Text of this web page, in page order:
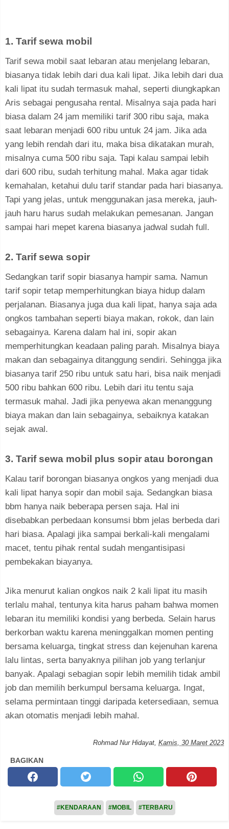
1. Tarif sewa mobil
Tarif sewa mobil saat lebaran atau menjelang lebaran,
biasanya tidak lebih dari dua kali lipat. Jika lebih dari dua
kali lipat itu sudah termasuk mahal, seperti diungkapkan
Aris sebagai pengusaha rental. Misalnya saja pada hari
biasa dalam 24 jam memiliki tarif 300 ribu saja, maka
saat lebaran menjadi 600 ribu untuk 24 jam. Jika ada
yang lebih rendah dari itu, maka bisa dikatakan murah,
misalnya cuma 500 ribu saja. Tapi kalau sampai lebih
dari 600 ribu, sudah terhitung mahal. Maka agar tidak
kemahalan, ketahui dulu tarif standar pada hari biasanya.
Tapi yang jelas, untuk menggunakan jasa mereka, jauh-
jauh haru harus sudah melakukan pemesanan. Jangan
sampai hari mepet karena biasanya jadwal sudah full.
2. Tarif sewa sopir
Sedangkan tarif sopir biasanya hampir sama. Namun
tarif sopir tetap memperhitungkan biaya hidup dalam
perjalanan. Biasanya juga dua kali lipat, hanya saja ada
ongkos tambahan seperti biaya makan, rokok, dan lain
sebagainya. Karena dalam hal ini, sopir akan
memperhitungkan keadaan paling parah. Misalnya biaya
makan dan sebagainya ditanggung sendiri. Sehingga jika
biasanya tarif 250 ribu untuk satu hari, bisa naik menjadi
500 ribu bahkan 600 ribu. Lebih dari itu tentu saja
termasuk mahal. Jadi jika penyewa akan menanggung
biaya makan dan lain sebagainya, sebaiknya katakan
sejak awal.
3. Tarif sewa mobil plus sopir atau borongan
Kalau tarif borongan biasanya ongkos yang menjadi dua
kali lipat hanya sopir dan mobil saja. Sedangkan biasa
bbm hanya naik beberapa persen saja. Hal ini
disebabkan perbedaan konsumsi bbm jelas berbeda dari
hari biasa. Apalagi jika sampai berkali-kali mengalami
macet, tentu pihak rental sudah mengantisipasi
pembekakan biayanya.
Jika menurut kalian ongkos naik 2 kali lipat itu masih
terlalu mahal, tentunya kita harus paham bahwa momen
lebaran itu memiliki kondisi yang berbeda. Selain harus
berkorban waktu karena meninggalkan momen penting
bersama keluarga, tingkat stress dan kejenuhan karena
lalu lintas, serta banyaknya pilihan job yang terlanjur
banyak. Apalagi sebagian sopir lebih memilih tidak ambil
job dan memilih berkumpul bersama keluarga. Ingat,
selama permintaan tinggi daripada ketersediaan, semua
akan otomatis menjadi lebih mahal.
Rohmad Nur Hidayat, Kamis, 30 Maret 2023
BAGIKAN
#KENDARAAN #MOBIL #TERBARU